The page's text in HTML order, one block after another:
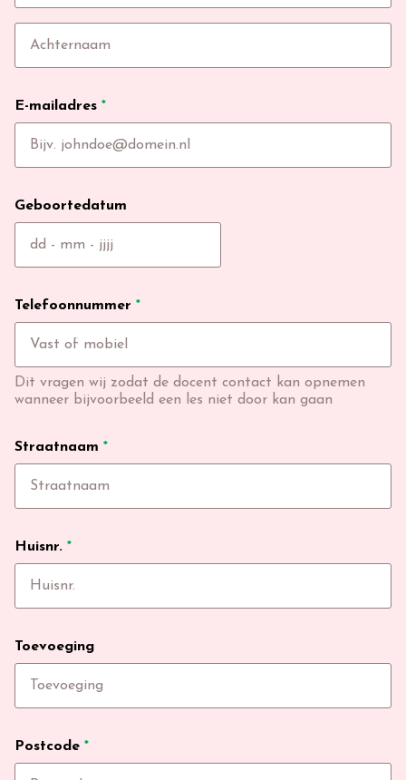
E-mailadres *
Geboortedatum
Telefoonnummer *
Dit vragen wij zodat de docent contact kan opnemen
wanneer bijvoorbeeld een les niet door kan gaan
Straatnaam *
Huisnr. *
Toevoeging
Postcode *